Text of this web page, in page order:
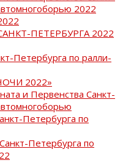
2022
ПЕТЕРБУРГА 2022
Петербурга по ралли-
2022»
и Первенства Санкт-
Петербурга по
Петербурга по